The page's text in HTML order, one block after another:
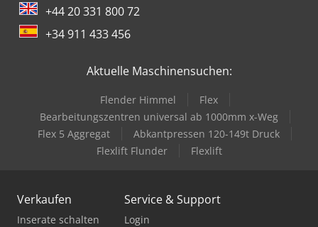
+44 20 331 800 72
+34 911 433 456
Aktuelle Maschinensuchen:
Flender Himmel
Flex
Bearbeitungszentren universal ab 1000mm x-Weg
Flex 5 Aggregat
Abkantpressen 120-149t Druck
Flexlift Flunder
Flexlift
Verkaufen
Inserate schalten
Service & Support
Login